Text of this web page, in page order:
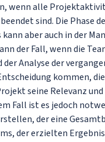
wenn alle
sind. Die Phase
aber auch in der
der Fall, wenn die
der Analyse der
kommen,
seine Relevanz
Fall ist es jedoch
der eine
der erzielten